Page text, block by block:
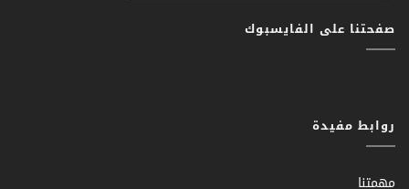
صفحتنا على الفايسبوك
روابط مفيدة
مهمتنا